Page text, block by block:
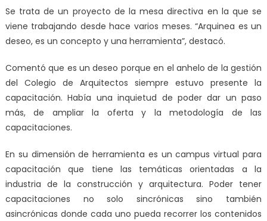
Se trata de un proyecto de la mesa directiva en la que se
viene trabajando desde hace varios meses. “Arquinea es un
deseo, es un concepto y una herramienta”, destacó.
Comentó que es un deseo porque en el anhelo de la gestión
del Colegio de Arquitectos siempre estuvo presente la
capacitación. Había una inquietud de poder dar un paso
más, de ampliar la oferta y la metodología de las
capacitaciones.
En su dimensión de herramienta es un campus virtual para
capacitación que tiene las temáticas orientadas a la
industria de la construcción y arquitectura. Poder tener
capacitaciones no solo sincrónicas sino también
asincrónicas donde cada uno pueda recorrer los contenidos